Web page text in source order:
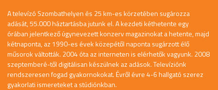
A televízó Szombathelyen és 25 km-es körzetében sugározza
adását, 55.000 háztartásba jutunk el. A kezdeti kéthetente egy
órában jelentkező úgynevezett konzerv magazinokat a hetente, majd
kétnaponta, az 1990-es évek közepétől naponta sugárzott élő
műsorok váltották. 2004 óta az interneten is elérhetők vagyunk. 2008
szeptemberé-től digitálisan készülnek az adások. Televíziónk
rendszeresen fogad gyakornokokat. Évről évre 4-6 hallgató szerez
gyakorlati ismereteket a stúdiónkban.